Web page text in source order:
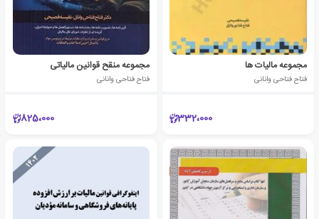
مجموعه مالیات ها
فتاح فتاحی وانانی
332،000
مجموعه منقح قوانین مالیاتی
فتاح فتاحی وانانی
825،000